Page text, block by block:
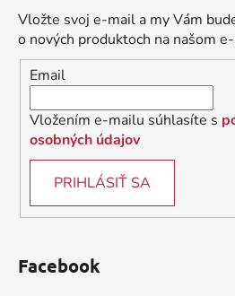
Vložte svoj e-mail a my Vám
o nových produktoch na našom
Email
Vložením e-mailu súhlasíte s
osobných údajov
PRIHLÁSIŤ SA
Facebook